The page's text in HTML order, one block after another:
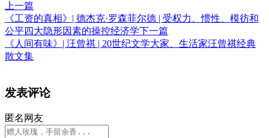
上一篇
《工资的真相》| 德杰克·罗森菲尔德 | 受权力、惯性、模彷和
公平四大隐形因素的操控经济学下一篇
《人间有味》| 汪曾祺 | 20世纪文学大家、生活家汪曾祺经典
散文集
发表评论
匿名网友